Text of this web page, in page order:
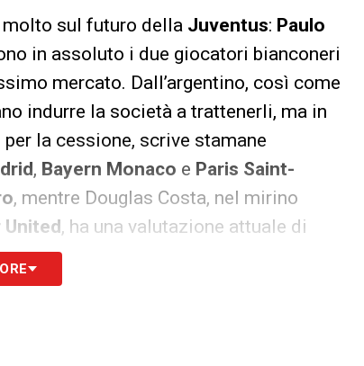
sul futuro della Juventus: Paulo
in assoluto i due giocatori bianconeri
mercato. Dall’argentino, così come
indurre la società a trattenerli, ma in
la cessione, scrive stamane
, Bayern Monaco e Paris Saint-
, mentre Douglas Costa, nel mirino
, ha una valutazione attuale di
gli attaccanti, la Juventus potrebbe
la rosa.